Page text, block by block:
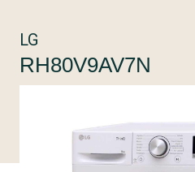
LG
RH80V9AV7N